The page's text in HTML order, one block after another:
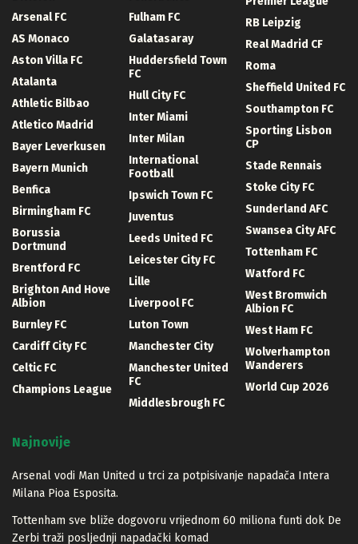
Arsenal FC
AS Monaco
Aston Villa FC
Atalanta
Athletic Bilbao
Atletico Madrid
Bayer Leverkusen
Bayern Munich
Benfica
Birmingham FC
Borussia
Dortmund
Brentford FC
Brighton And Hove
Albion
Burnley FC
Cardiff City FC
Celtic FC
Champions League
Fulham FC
Galatasaray
Huddersfield Town
FC
Hull City FC
Inter Miami
Inter Milan
International
Football
Ipswich Town FC
Juventus
Leeds United FC
Leicester City FC
Lille
Liverpool FC
Luton Town
Manchester City
Manchester United
FC
Middlesbrough FC
RB Leipzig
Real Madrid CF
Roma
Sheffield United FC
Southampton FC
Sporting Lisbon
CP
Stade Rennais
Stoke City FC
Sunderland AFC
Swansea City AFC
Tottenham FC
Watford FC
West Bromwich
Albion FC
West Ham FC
Wolverhampton
Wanderers
World Cup 2026
Najnovije
Arsenal vodi Man United u trci za potpisivanje napadača Intera
Milana Pioa Esposita.
Tottenham sve bliže dogovoru vrijednom 60 miliona funti dok De
Zerbi traži posljednji napadački komad